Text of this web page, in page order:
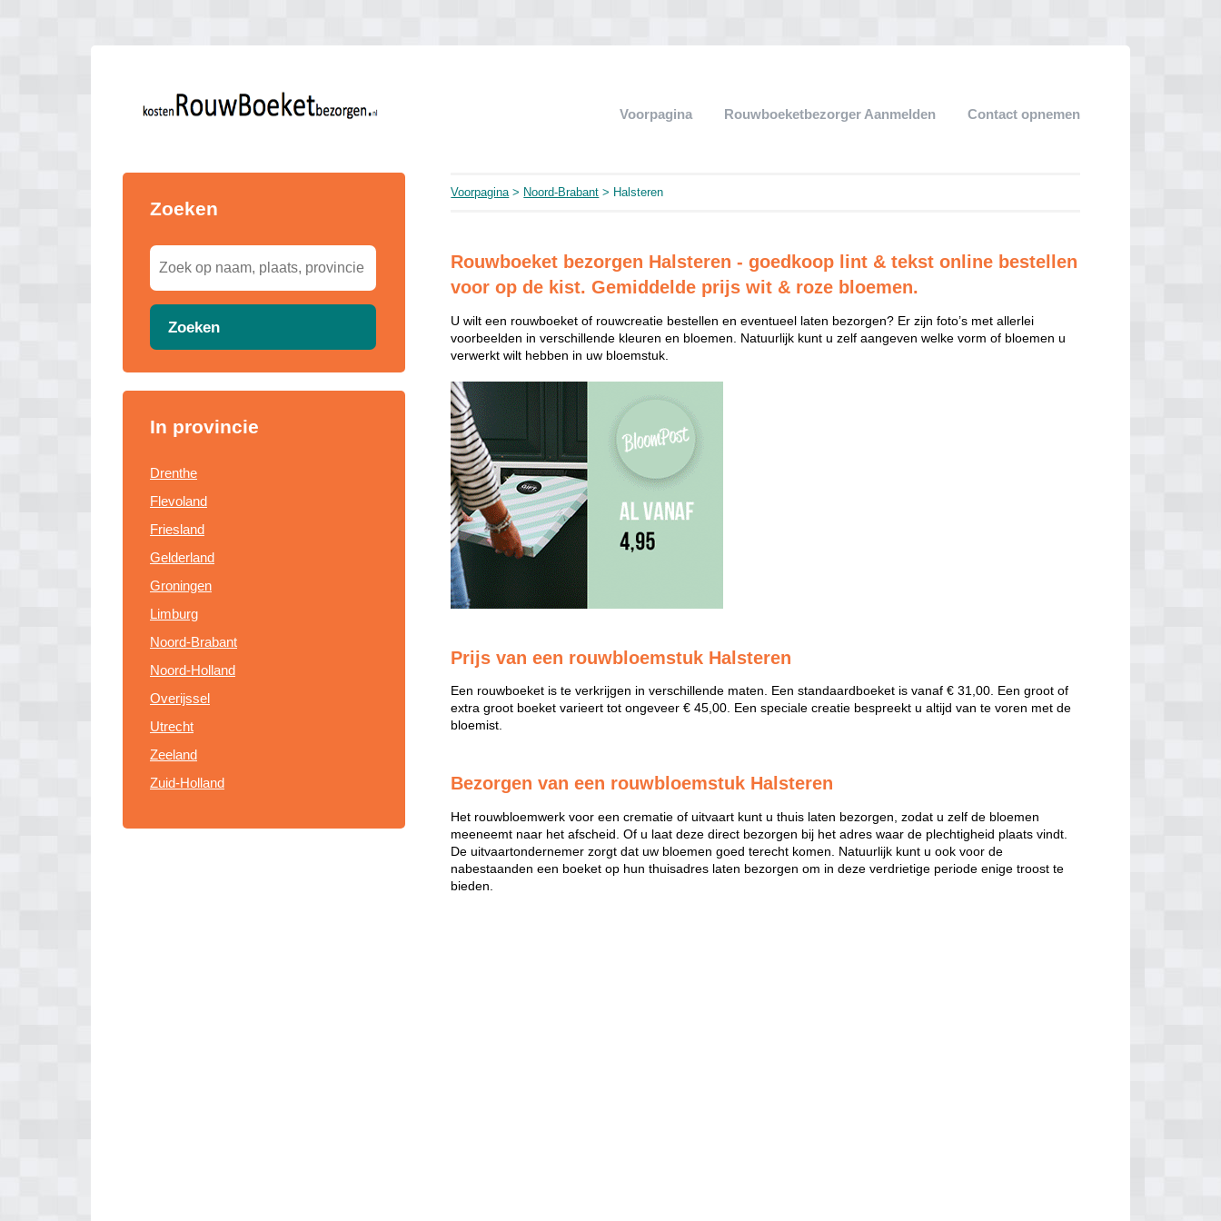
Voorpagina Rouwboeketbezorger Aanmelden Contact opnemen
Zoeken
Zoeken
In provincie
Drenthe
Flevoland
Friesland
Gelderland
Groningen
Limburg
Noord-Brabant
Noord-Holland
Overijssel
Utrecht
Zeeland
Zuid-Holland
Voorpagina> Noord-Brabant > Halsteren
Rouwboeket bezorgen Halsteren - goedkoop lint & tekst online bestellen
voor op de kist. Gemiddelde prijs wit & roze bloemen.
U wilt een rouwboeket of rouwcreatie bestellen en eventueel laten bezorgen? Er zijn foto’s met allerlei
voorbeelden in verschillende kleuren en bloemen. Natuurlijk kunt u zelf aangeven welke vorm of bloemen u
verwerkt wilt hebben in uw bloemstuk.
Prijs van een rouwbloemstuk Halsteren
Een rouwboeket is te verkrijgen in verschillende maten. Een standaardboeket is vanaf € 31,00. Een groot of
extra groot boeket varieert tot ongeveer € 45,00. Een speciale creatie bespreekt u altijd van te voren met de
bloemist.
Bezorgen van een rouwbloemstuk Halsteren
Het rouwbloemwerk voor een crematie of uitvaart kunt u thuis laten bezorgen, zodat u zelf de bloemen
meeneemt naar het afscheid. Of u laat deze direct bezorgen bij het adres waar de plechtigheid plaats vindt.
De uitvaartondernemer zorgt dat uw bloemen goed terecht komen. Natuurlijk kunt u ook voor de
nabestaanden een boeket op hun thuisadres laten bezorgen om in deze verdrietige periode enige troost te
bieden.